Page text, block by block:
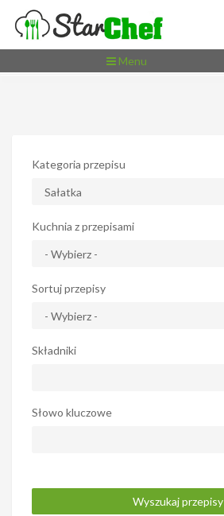
Toggle
navigation
Menu
Kategoria przepisu
Kuchnia z przepisami
Sortuj przepisy
Składniki
Słowo kluczowe
Wyszukaj przepisy